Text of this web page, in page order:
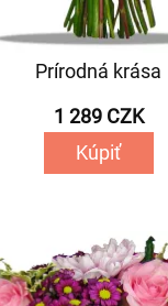
Prírodná krása
1 289 CZK
Kúpiť